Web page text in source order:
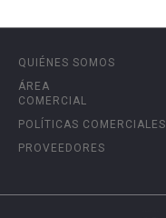
QUIÉNES SOMOS
ÁREA
COMERCIAL
POLÍTICAS COMERCIALES
PROVEEDORES